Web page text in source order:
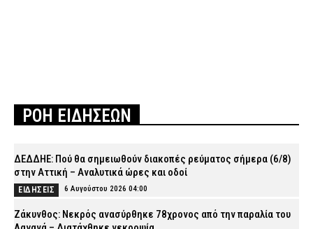
ΡΟΗ ΕΙΔΗΣΕΩΝ
ΔΕΔΔΗΕ: Πού θα σημειωθούν διακοπές ρεύματος σήμερα (6/8)
στην Αττική – Αναλυτικά ώρες και οδοί
ΕΙΔΗΣΕΙΣ 6 Αυγούστου 2026 04:00
Ζάκυνθος: Νεκρός ανασύρθηκε 78χρονος από την παραλία του